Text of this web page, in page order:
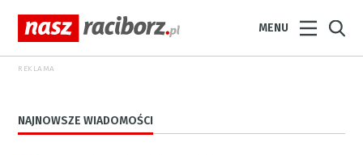
MENU
REKLAMA
NAJNOWSZE WIADOMOŚCI